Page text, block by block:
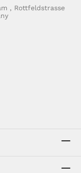
, Rottfeldstrasse